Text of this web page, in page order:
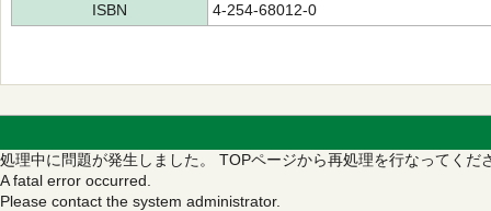
ISBN
4-254-68012-0
処理中に問題が発生しました。 TOPページから再処理を行なってくだ
A fatal error occurred.
Please contact the system administrator.